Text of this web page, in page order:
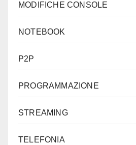
MODIFICHE CONSOLE
NOTEBOOK
P2P
PROGRAMMAZIONE
STREAMING
TELEFONIA